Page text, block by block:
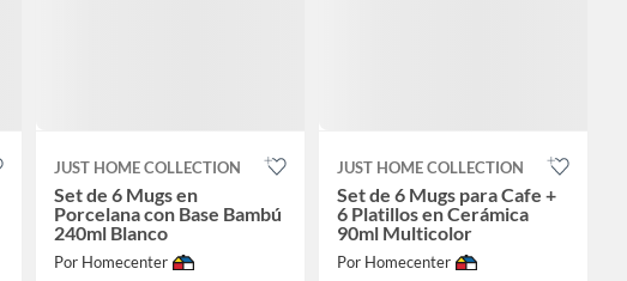
JUST HOME COLLECTION
Set de 6 Mugs en
Porcelana con Base Bambú
240ml Blanco
Por Homecenter
JUST HOME COLLECTION
Set de 6 Mugs para Cafe +
6 Platillos en Cerámica
90ml Multicolor
Por Homecenter